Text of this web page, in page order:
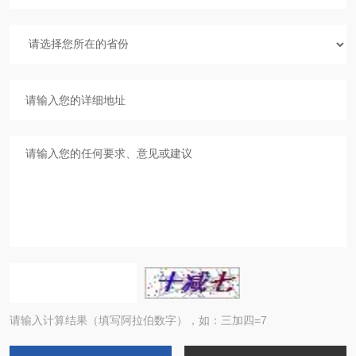
请输入计算结果（填写阿拉伯数字），如：三加四=7